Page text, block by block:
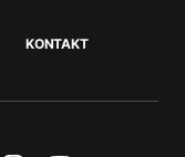
KONTAKT